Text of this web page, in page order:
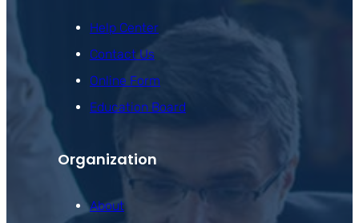
Help Center
Contact Us
Online Form
Education Board
Organization
About